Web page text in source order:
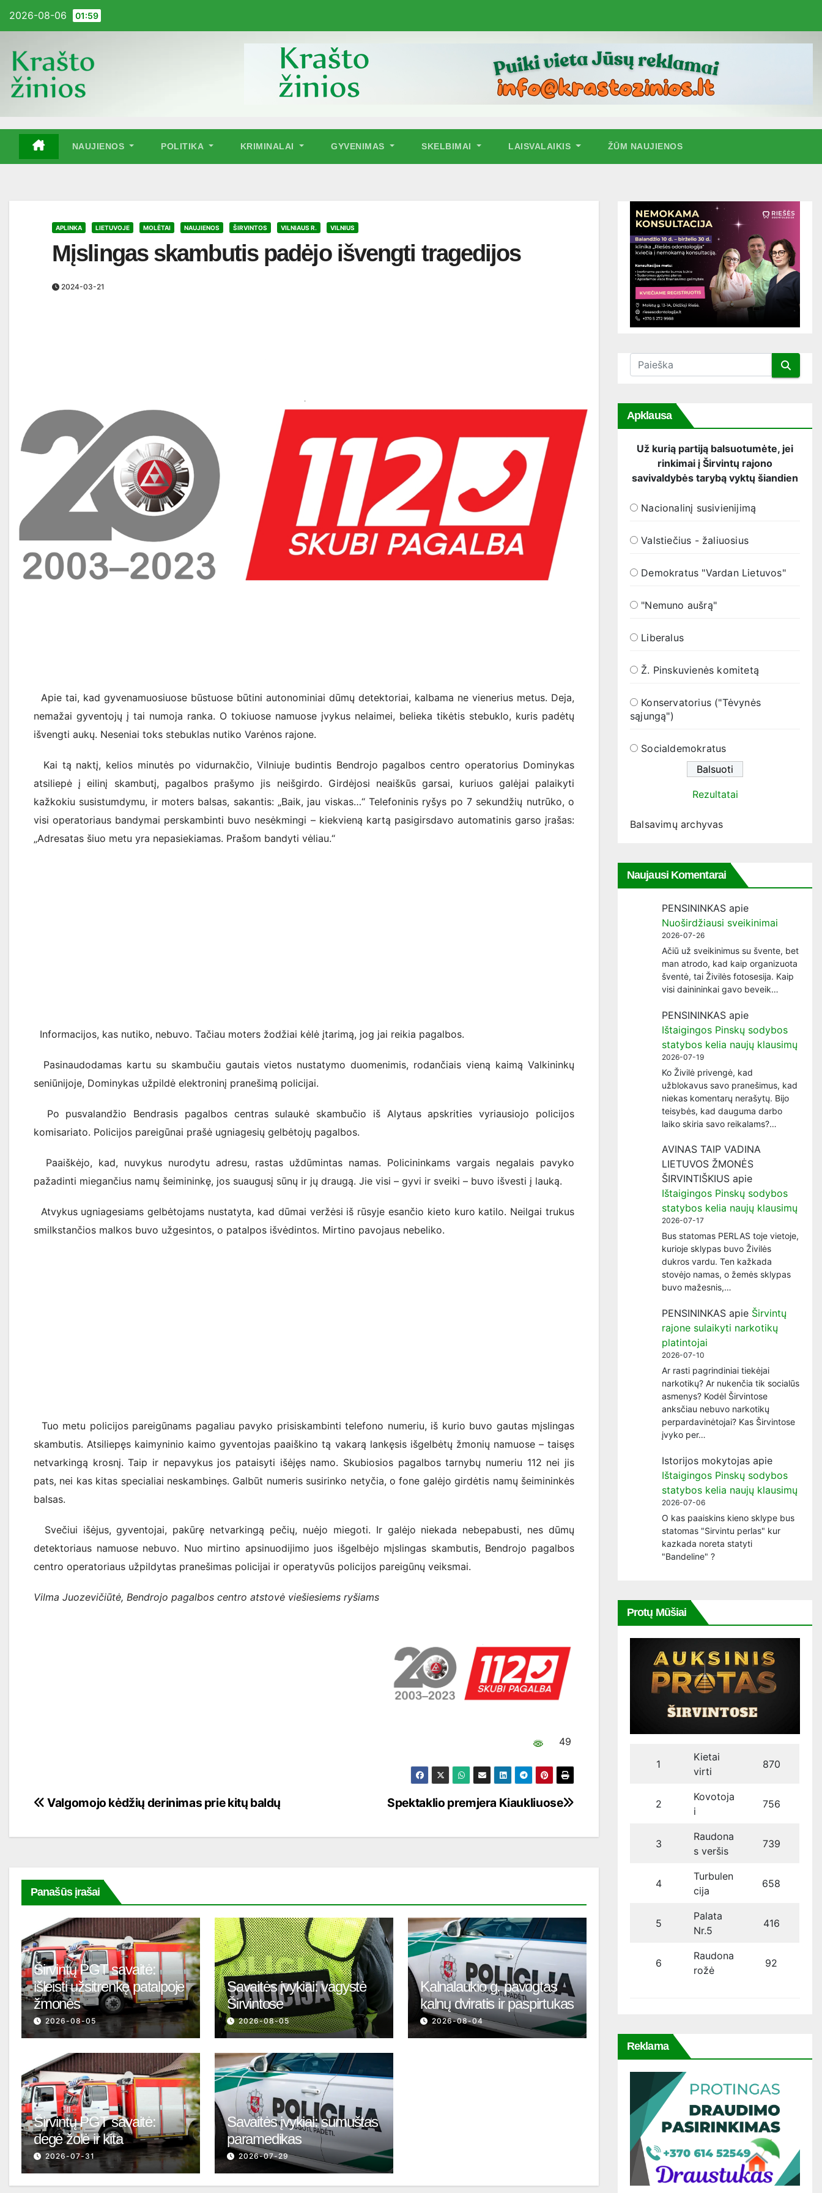
2026-08-06 01:59
NAUJIENOS POLITIKA KRIMINALAI GYVENIMAS SKELBIMAI LAISVALAIKIS ŽŪM NAUJIENOS
APLINKA LIETUVOJE MOLĖTAI NAUJIENOS ŠIRVINTOS VILNIAUS R. VILNIUS
Mįslingas skambutis padėjo išvengti tragedijos
2024-03-21
Apie tai, kad gyvenamuosiuose būstuose būtini autonominiai dūmų detektoriai, kalbama ne vienerius metus. Deja,
nemažai gyventojų į tai numoja ranka. O tokiuose namuose įvykus nelaimei, belieka tikėtis stebuklo, kuris padėtų
išvengti aukų. Neseniai toks stebuklas nutiko Varėnos rajone.
Kai tą naktį, kelios minutės po vidurnakčio, Vilniuje budintis Bendrojo pagalbos centro operatorius Dominykas
atsiliepė į eilinį skambutį, pagalbos prašymo jis neišgirdo. Girdėjosi neaiškūs garsai, kuriuos galėjai palaikyti
kažkokiu susistumdymu, ir moters balsas, sakantis: „Baik, jau viskas…“ Telefoninis ryšys po 7 sekundžių nutrūko, o
visi operatoriaus bandymai perskambinti buvo nesėkmingi – kiekvieną kartą pasigirsdavo automatinis garso įrašas:
„Adresatas šiuo metu yra nepasiekiamas. Prašom bandyti vėliau.“
Informacijos, kas nutiko, nebuvo. Tačiau moters žodžiai kėlė įtarimą, jog jai reikia pagalbos.
Pasinaudodamas kartu su skambučiu gautais vietos nustatymo duomenimis, rodančiais vieną kaimą Valkininkų
seniūnijoje, Dominykas užpildė elektroninį pranešimą policijai.
Po pusvalandžio Bendrasis pagalbos centras sulaukė skambučio iš Alytaus apskrities vyriausiojo policijos
komisariato. Policijos pareigūnai prašė ugniagesių gelbėtojų pagalbos.
Paaiškėjo, kad, nuvykus nurodytu adresu, rastas uždūmintas namas. Policininkams vargais negalais pavyko
pažadinti miegančius namų šeimininkę, jos suaugusį sūnų ir jų draugą. Jie visi – gyvi ir sveiki – buvo išvesti į lauką.
Atvykus ugniagesiams gelbėtojams nustatyta, kad dūmai veržėsi iš rūsyje esančio kieto kuro katilo. Neilgai trukus
smilkstančios malkos buvo užgesintos, o patalpos išvėdintos. Mirtino pavojaus nebeliko.
Tuo metu policijos pareigūnams pagaliau pavyko prisiskambinti telefono numeriu, iš kurio buvo gautas mįslingas
skambutis. Atsiliepęs kaimyninio kaimo gyventojas paaiškino tą vakarą lankęsis išgelbėtų žmonių namuose – taisęs
netvarkingą krosnį. Taip ir nepavykus jos pataisyti išėjęs namo. Skubiosios pagalbos tarnybų numeriu 112 nei jis
pats, nei kas kitas specialiai neskambinęs. Galbūt numeris susirinko netyčia, o fone galėjo girdėtis namų šeimininkės
balsas.
Svečiui išėjus, gyventojai, pakūrę netvarkingą pečių, nuėjo miegoti. Ir galėjo niekada nebepabusti, nes dūmų
detektoriaus namuose nebuvo. Nuo mirtino apsinuodijimo juos išgelbėjo mįslingas skambutis, Bendrojo pagalbos
centro operatoriaus užpildytas pranešimas policijai ir operatyvūs policijos pareigūnų veiksmai.
Vilma Juozevičiūtė, Bendrojo pagalbos centro atstovė viešiesiems ryšiams
49
Navigacija
Spektaklio premjera Kiaukliuose
Valgomojo kėdžių derinimas prie kitų baldų
Panašūs įrašai
Širvintų PGT savaitė:
išleisti užsitrenkę patalpoje
žmonės
2026-08-05
Savaitės įvykiai: vagystė
Širvintose
2026-08-05
Kalnalaukio g. pavogtas
kalnų dviratis ir paspirtukas
2026-08-04
Širvintų PGT savaitė:
degė žolė ir kita
2026-07-31
Savaitės įvykiai: sumuštas
paramedikas
2026-07-29
Apklausa
Už kurią partiją balsuotumėte, jei
rinkimai į Širvintų rajono
savivaldybės tarybą vyktų šiandien
Nacionalinį susivienijimą
Valstiečius - žaliuosius
Demokratus "Vardan Lietuvos"
"Nemuno aušrą"
Liberalus
Ž. Pinskuvienės komitetą
Konservatorius ("Tėvynės
sąjungą")
Socialdemokratus
Rezultatai
Balsavimų archyvas
Naujausi Komentarai
PENSININKAS apie
Nuoširdžiausi sveikinimai
2026-07-26
Ačiū už sveikinimus su švente, bet
man atrodo, kad kaip organizuota
šventė, tai Živilės fotosesija. Kaip
visi dainininkai gavo beveik…
PENSININKAS apie
Ištaigingos Pinskų sodybos
statybos kelia naujų klausimų
2026-07-19
Ko Živilė privengė, kad
užblokavus savo pranešimus, kad
niekas komentarų nerašytų. Bijo
teisybės, kad dauguma darbo
laiko skiria savo reikalams?…
AVINAS TAIP VADINA
LIETUVOS ŽMONĖS
ŠIRVINTIŠKIUS apie
Ištaigingos Pinskų sodybos
statybos kelia naujų klausimų
2026-07-17
Bus statomas PERLAS toje vietoje,
kurioje sklypas buvo Živilės
dukros vardu. Ten kažkada
stovėjo namas, o žemės sklypas
buvo mažesnis,…
PENSININKAS apie Širvintų
rajone sulaikyti narkotikų
platintojai
2026-07-10
Ar rasti pagrindiniai tiekėjai
narkotikų? Ar nukenčia tik socialūs
asmenys? Kodėl Širvintose
anksčiau nebuvo narkotikų
perpardavinėtojai? Kas Širvintose
įvyko per…
Istorijos mokytojas apie
Ištaigingos Pinskų sodybos
statybos kelia naujų klausimų
2026-07-06
O kas paaiskins kieno sklype bus
statomas "Sirvintu perlas" kur
kazkada noreta statyti
"Bandeline" ?
Protų Mūšiai
1
Kietai
virti
870
2
Kovotoja
i
756
3
Raudona
s veršis
739
4
Turbulen
cija
658
5
Palata
Nr.5
416
6
Raudona
rožė
92
Reklama